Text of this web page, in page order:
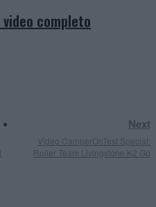
completo
Next
Video CamperOnTest Special:
Roller Team Livingstone K2 Go